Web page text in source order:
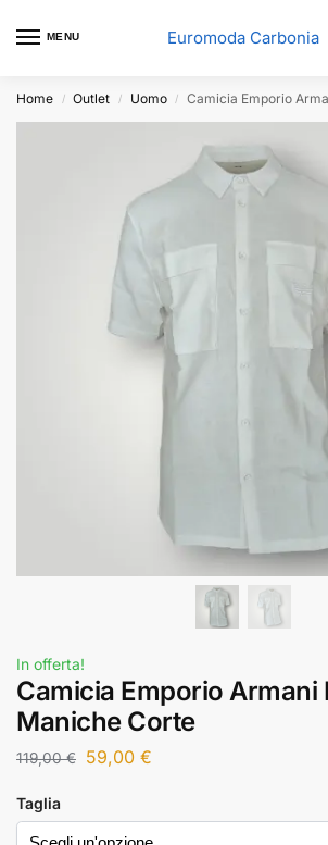
MENU Euromoda Carbonia
Home / Outlet / Uomo / Camicia Emporio Armani
In offerta!
Camicia Emporio Armani
Maniche Corte
119,00€ 59,00 €
Taglia